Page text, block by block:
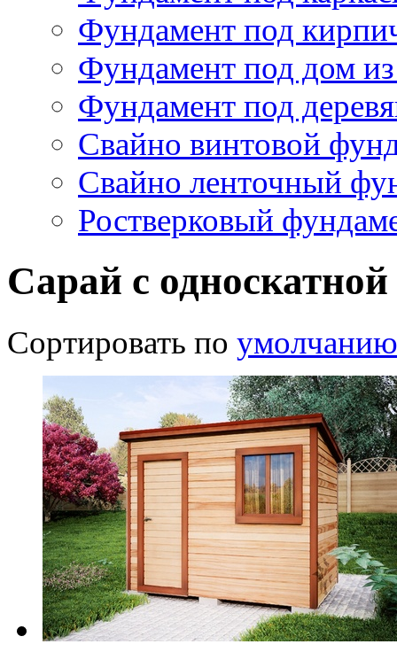
Сарай с
Сортировать по умолчанию
Сарай 3х2
Подробнее
32 500руб